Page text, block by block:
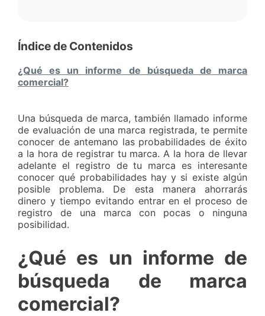
Índice de Contenidos
¿Qué es un informe de búsqueda de marca
comercial?
Una búsqueda de marca, también llamado informe
de evaluación de una marca registrada, te permite
conocer de antemano las probabilidades de éxito
a la hora de registrar tu marca. A la hora de llevar
adelante el registro de tu marca es interesante
conocer qué probabilidades hay y si existe algún
posible problema. De esta manera ahorrarás
dinero y tiempo evitando entrar en el proceso de
registro de una marca con pocas o ninguna
posibilidad.
¿Qué es un informe de
búsqueda de marca
comercial?